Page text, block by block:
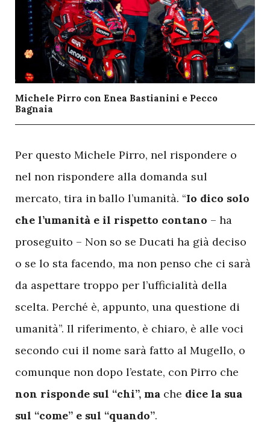
Michele Pirro con Enea Bastianini e Pecco
Bagnaia
Per questo Michele Pirro, nel rispondere o
nel non rispondere alla domanda sul
mercato, tira in ballo l’umanità. “Io dico solo
che l’umanità e il rispetto contano – ha
proseguito – Non so se Ducati ha già deciso
o se lo sta facendo, ma non penso che ci sarà
da aspettare troppo per l’ufficialità della
scelta. Perché è, appunto, una questione di
umanità”. Il riferimento, è chiaro, è alle voci
secondo cui il nome sarà fatto al Mugello, o
comunque non dopo l’estate, con Pirro che
non risponde sul “chi”, ma che dice la sua
sul “come” e sul “quando”.